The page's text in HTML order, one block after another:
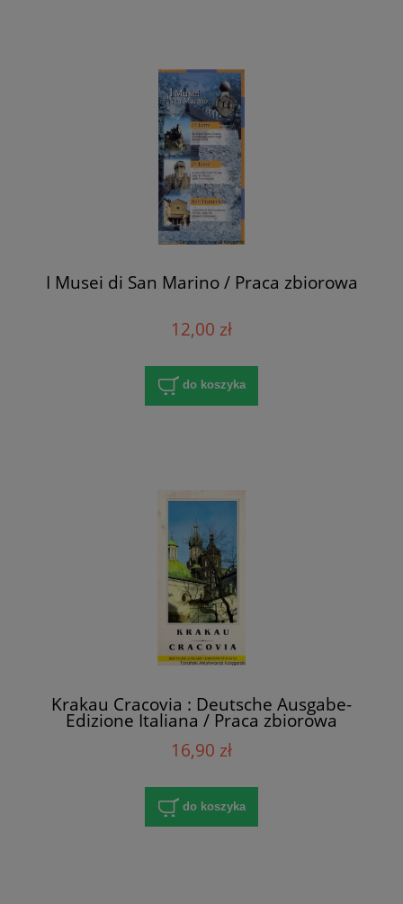
I Musei di San Marino / Praca zbiorowa
12,00 zł
do koszyka
Krakau Cracovia : Deutsche Ausgabe-
Edizione Italiana / Praca zbiorowa
16,90 zł
do koszyka